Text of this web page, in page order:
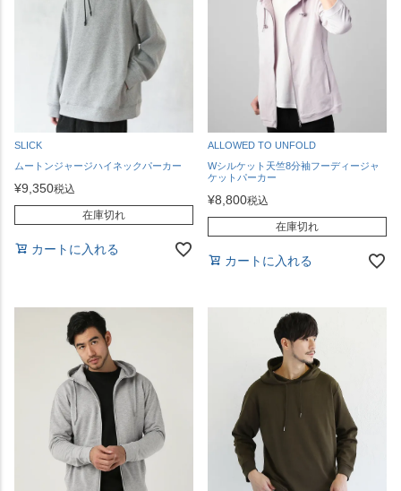
SLICK
ムートンジャージハイネックパーカー
¥9,350税込
在庫切れ
カートに入れる
ALLOWED TO UNFOLD
Wシルケット天竺8分袖フーディージャ
ケットパーカー
¥8,800税込
在庫切れ
カートに入れる